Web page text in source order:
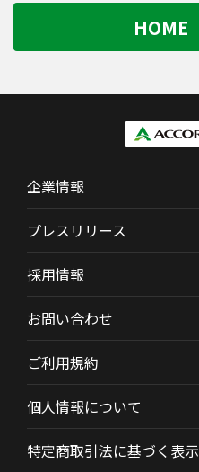
HOME
企業情報
プレスリリース
採用情報
お問い合わせ
ご利用規約
個人情報について
特定商取引法に基づく表示